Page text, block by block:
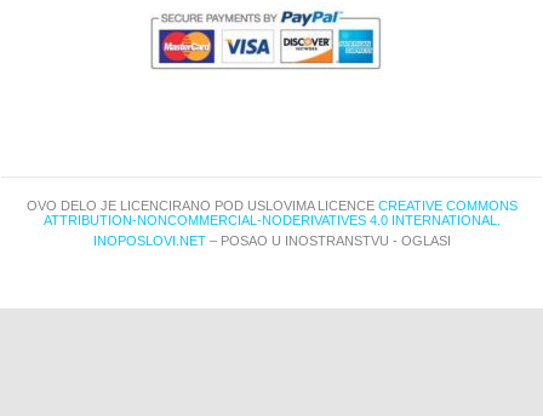
OVO DELO JE LICENCIRANO POD USLOVIMA LICENCE CREATIVE COMMONS
ATTRIBUTION-NONCOMMERCIAL-NODERIVATIVES 4.0 INTERNATIONAL.
INOPOSLOVI.NET– POSAO U INOSTRANSTVU - OGLASI